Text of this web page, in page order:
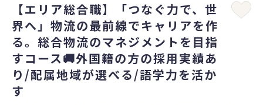
【エリア総合職】「つなぐ力で、世
界へ」物流の最前線でキャリアを作
る。総合物流のマネジメントを目指
すコース🚚外国籍の方の採用実績あ
り/配属地域が選べる/語学力を活か
す